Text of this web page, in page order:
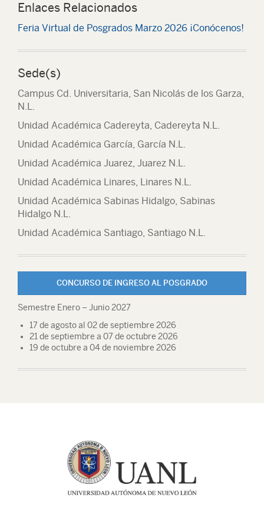
Enlaces Relacionados
Feria Virtual de Posgrados Marzo 2026 ¡Conócenos!
Sede(s)
Campus Cd. Universitaria, San Nicolás de los Garza,
N.L.
Unidad Académica Cadereyta, Cadereyta N.L.
Unidad Académica García, García N.L.
Unidad Académica Juarez, Juarez N.L.
Unidad Académica Linares, Linares N.L.
Unidad Académica Sabinas Hidalgo, Sabinas
Hidalgo N.L.
Unidad Académica Santiago, Santiago N.L.
CONCURSO DE INGRESO AL POSGRADO
Semestre Enero – Junio 2027
17 de agosto al 02 de septiembre 2026
21 de septiembre a 07 de octubre 2026
19 de octubre a 04 de noviembre 2026